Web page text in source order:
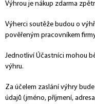
Výhrou je nákup zdarma
Výherci soutěže budou o
pověřeným pracovníkem
Jednotliví Účastníci mohou
výhru.
Za účelem zaslání výhry
údajů (jméno, příjmení,